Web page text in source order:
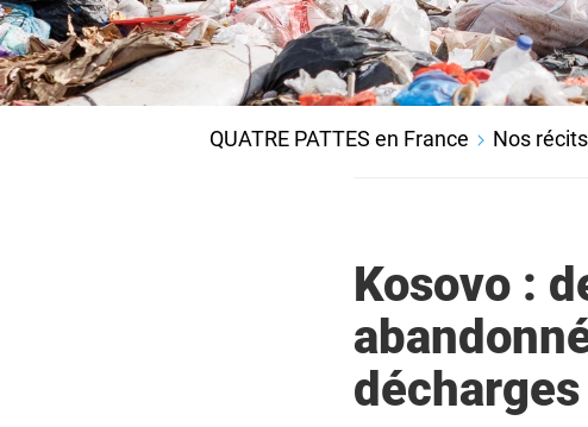
QUATRE PATTES en France Nos récits
Kosovo :
décharges